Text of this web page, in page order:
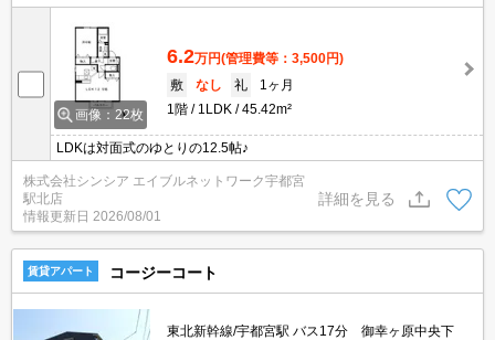
画像：22枚
6.2万円(管理費等：3,500円)
敷
なし 礼
1ヶ月
1階
1LDK 45.42m²
LDKは対面式のゆとりの12.5帖♪
株式会社シンシア エイブルネットワーク宇都宮
駅北店
情報更新日 2026/08/01
詳細を見る
賃貸アパート コージーコート
東北新幹線/宇都宮駅 バス17分 御幸ヶ原中央下